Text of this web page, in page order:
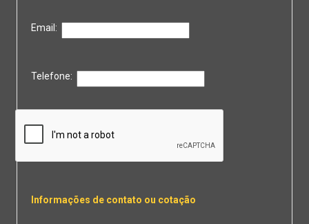
Email:
Telefone:
Informações de contato ou cotação